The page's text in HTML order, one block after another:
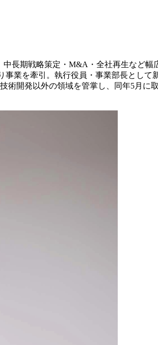
長期戦略策定・M&A・全社再生など幅
業を牽引。執行役員・事業部長として
術開発以外の領域を管掌し、同年5月に